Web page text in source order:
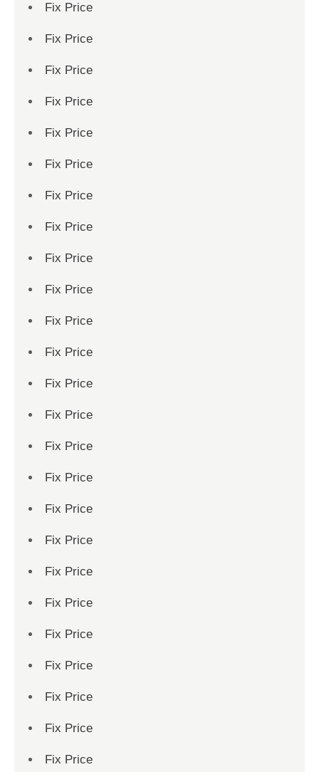
Fix Price
Fix Price
Fix Price
Fix Price
Fix Price
Fix Price
Fix Price
Fix Price
Fix Price
Fix Price
Fix Price
Fix Price
Fix Price
Fix Price
Fix Price
Fix Price
Fix Price
Fix Price
Fix Price
Fix Price
Fix Price
Fix Price
Fix Price
Fix Price
Fix Price